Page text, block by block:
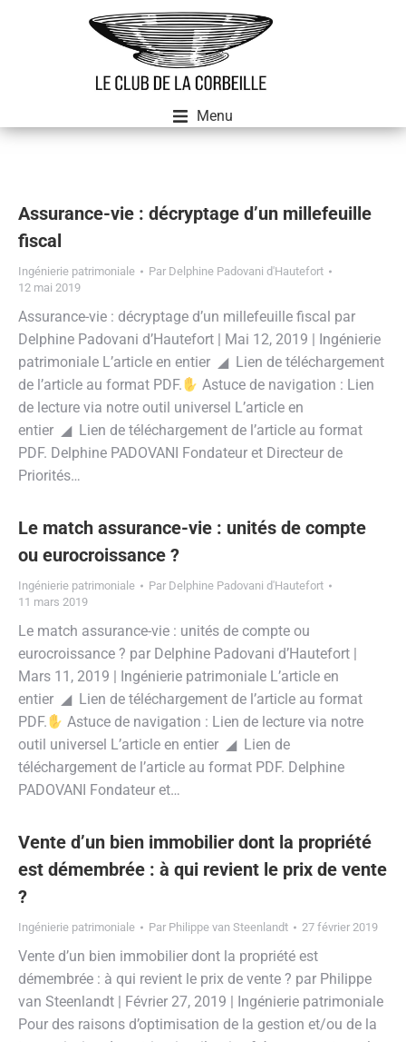
Menu
Assurance-vie : décryptage d’un millefeuille
fiscal
Ingénierie patrimoniale Par Delphine Padovani d'Hautefort
12 mai 2019
Assurance-vie : décryptage d’un millefeuille fiscal par
Delphine Padovani d’Hautefort | Mai 12, 2019 | Ingénierie
patrimoniale L’article en entier ◢ Lien de téléchargement
de l’article au format PDF.
Astuce de navigation : Lien
de lecture via notre outil universel L’article en
entier ◢ Lien de téléchargement de l’article au format
PDF. Delphine PADOVANI Fondateur et Directeur de
Priorités…
Le match assurance-vie : unités de compte
ou eurocroissance ?
Ingénierie patrimoniale Par Delphine Padovani d'Hautefort
11 mars 2019
Le match assurance-vie : unités de compte ou
eurocroissance ? par Delphine Padovani d’Hautefort |
Mars 11, 2019 | Ingénierie patrimoniale L’article en
entier ◢ Lien de téléchargement de l’article au format
PDF.
Astuce de navigation : Lien de lecture via notre
outil universel L’article en entier ◢ Lien de
téléchargement de l’article au format PDF. Delphine
PADOVANI Fondateur et…
Vente d’un bien immobilier dont la propriété
est démembrée : à qui revient le prix de vente
?
Ingénierie patrimoniale Par Philippe van Steenlandt 27 février 2019
Vente d’un bien immobilier dont la propriété est
démembrée : à qui revient le prix de vente ? par Philippe
van Steenlandt | Février 27, 2019 | Ingénierie patrimoniale
Pour des raisons d’optimisation de la gestion et/ou de la